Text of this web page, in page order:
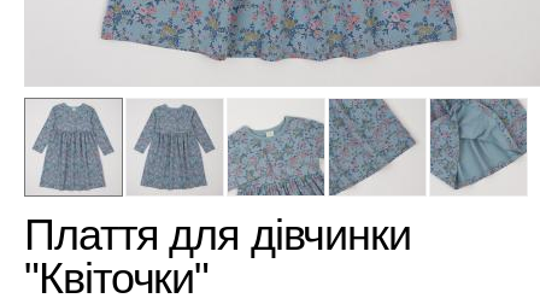
Плаття для дівчинки
"Квіточки"